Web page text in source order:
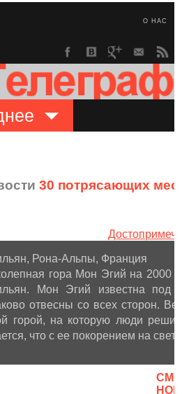
О НАС
30 потрясающих
Рона-Альпы, Франция
гора Мон Эгий на 2000
Мон Эгий известна под
отвесны со всех сторон.
горой, на которую люди
что с ее покорением на